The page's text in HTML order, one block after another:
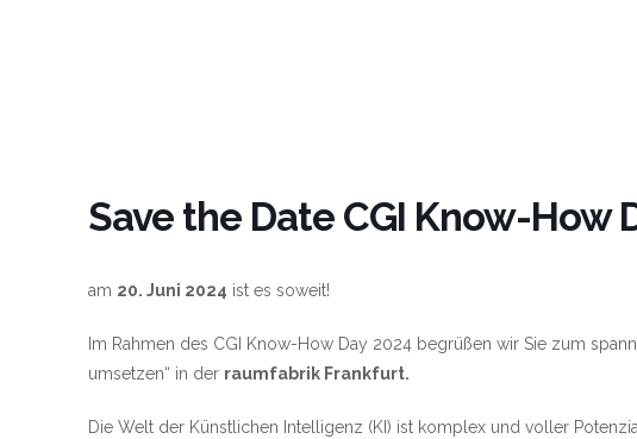
Save the Date CGI Know-How
am 20. Juni 2024 ist es soweit!
Im Rahmen des CGI Know-How Day 2024 begrüßen wir Sie zum
umsetzen“ in der raumfabrik Frankfurt.
Die Welt der Künstlichen Intelligenz (KI) ist komplex und voller